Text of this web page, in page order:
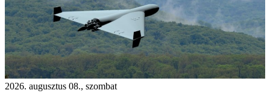
2026. augusztus 08., szombat